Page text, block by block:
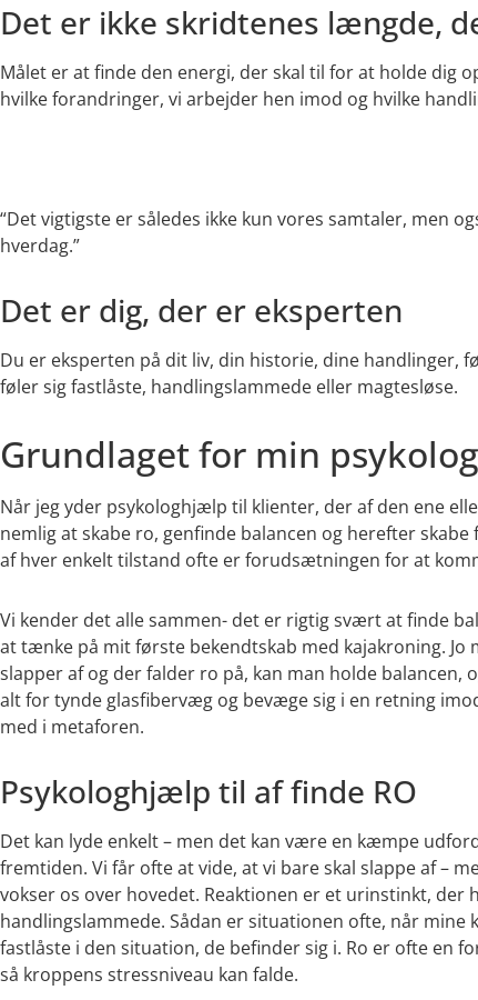
Det er ikke skridtenes længde,
Målet er at finde den energi, der skal til for at holde dig
hvilke forandringer, vi arbejder hen imod og hvilke
“Det vigtigste er således ikke kun vores samtaler, men
hverdag.”
Det er dig, der er eksperten
Du er eksperten på dit liv, din historie, dine handlinger,
føler sig fastlåste, handlingslammede eller magtesløse.
Grundlaget for min
Når jeg yder psykologhjælp til klienter, der af den ene
nemlig at skabe ro, genfinde balancen og herefter
af hver enkelt tilstand ofte er forudsætningen for at
Vi kender det alle sammen- det er rigtig svært at finde
at tænke på mit første bekendtskab med kajakroning.
slapper af og der falder ro på, kan man holde
alt for tynde glasfibervæg og bevæge sig i en retning
med i metaforen.
Psykologhjælp til af finde RO
Det kan lyde enkelt – men det kan være en kæmpe
fremtiden. Vi får ofte at vide, at vi bare skal slappe af –
vokser os over hovedet. Reaktionen er et urinstinkt,
handlingslammede. Sådan er situationen ofte, når
fastlåste i den situation, de befinder sig i. Ro er ofte en
så kroppens stressniveau kan falde.